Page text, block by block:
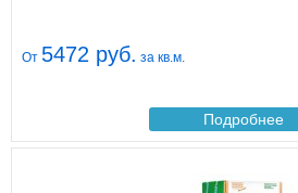
От 5472 руб. за кв.м.
Подробнее